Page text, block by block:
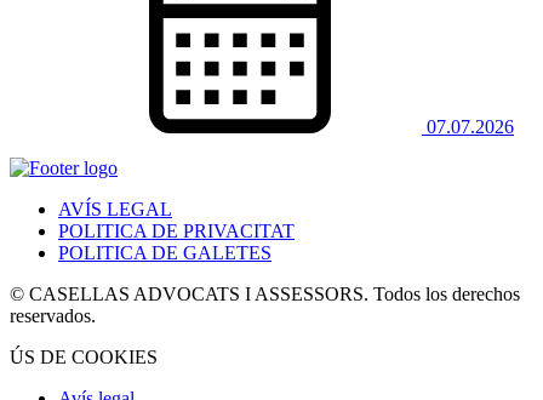
07.07.2026
AVÍS LEGAL
POLITICA DE PRIVACITAT
POLITICA DE GALETES
© CASELLAS ADVOCATS I ASSESSORS. Todos los derechos
reservados.
ÚS DE COOKIES